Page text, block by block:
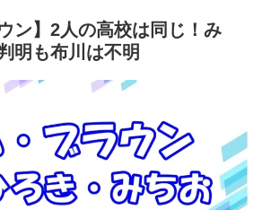
ン】2人の高校は同じ！み
明も布川は不明